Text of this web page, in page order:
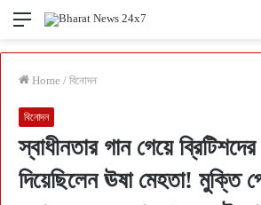
Menu
Home / বিনোদন
বিনোদন
স্বাধীনতার গান গেয়ে
দিয়েছিলেন ঊষা মেহতা! মুক্তি